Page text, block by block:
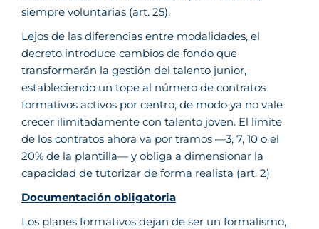
siempre voluntarias (art. 25).
Lejos de las diferencias entre modalidades, el
decreto introduce cambios de fondo que
transformarán la gestión del talento junior,
estableciendo un tope al número de contratos
formativos activos por centro, de modo ya no vale
crecer ilimitadamente con talento joven. El límite
de los contratos ahora va por tramos —3, 7, 10 o el
20% de la plantilla— y obliga a dimensionar la
capacidad de tutorizar de forma realista (art. 2)
Documentación obligatoria
Los planes formativos dejan de ser un formalismo,